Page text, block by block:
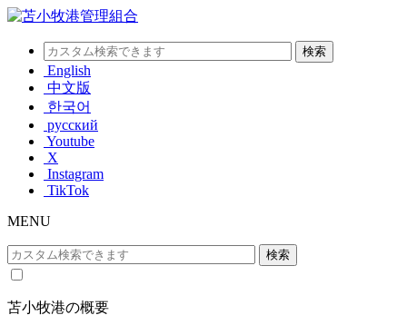
English
中文版
한국어
русский
Youtube
X
Instagram
TikTok
MENU
苫小牧港の概要